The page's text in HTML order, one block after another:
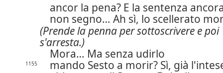
ancor la pena? E la sentenza
non segno… Ah sì, lo scellerato
(Prende la penna per sottoscrivere e poi
s'arresta.)
Mora… Ma senza udirlo
1155
mando Sesto a morir? Sì, già